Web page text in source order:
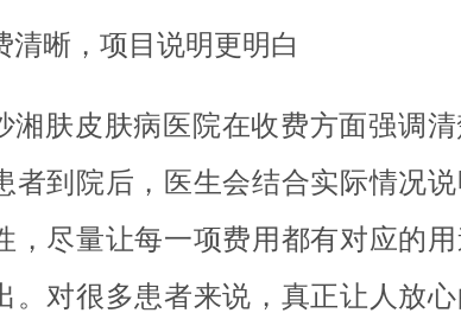
清晰，项目说明更明白
湘肤皮肤病医院在收费方面强调
者到院后，医生会结合实际情况
，尽量让每一项费用都有对应的
。对很多患者来说，真正让人放